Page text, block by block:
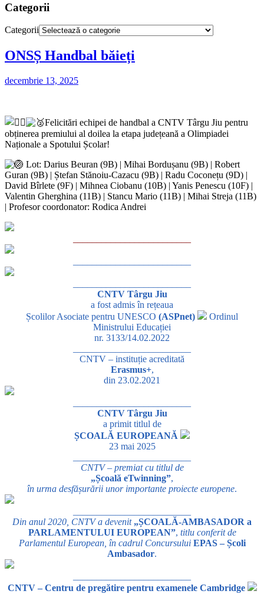
Categorii
Categorii
ONSȘ Handbal băieți
decembrie 13, 2025
Felicitări echipei de handbal a CNTV Târgu Jiu pentru
obținerea premiului al doilea la etapa județeană a Olimpiadei
Naționale a Spotului Școlar!
Lot: Darius Beuran (9B) | Mihai Bordușanu (9B) | Robert
Guran (9B) | Ștefan Stănoiu-Cazacu (9B) | Radu Coconețu (9D) |
David Bîrlete (9F) | Mihnea Ciobanu (10B) | Yanis Penescu (10F) |
Valentin Gherghina (11B) | Stancu Mario (11B) | Mihai Streja (11B)
| Profesor coordonator: Rodica Andrei
CNTV Târgu Jiu
a fost admis în rețeaua
Școlilor Asociate pentru UNESCO (ASPnet)
Ordinul
Ministrului Educației
nr. 3133/14.02.2022
CNTV – instituție acreditată
Erasmus+,
din 23.02.2021
CNTV Târgu Jiu
a primit titlul de
ȘCOALĂ EUROPEANĂ
23 mai 2025
CNTV – premiat cu titlul de
„Școală eTwinning”,
în urma desfășurării unor importante proiecte europene.
Din anul 2020, CNTV a devenit „ȘCOALĂ-AMBASADOR a
PARLAMENTULUI EUROPEAN”, titlu conferit de
Parlamentul European, în cadrul Concursului EPAS – Școli
Ambasador.
CNTV – Centru de pregătire pentru examenele Cambridge